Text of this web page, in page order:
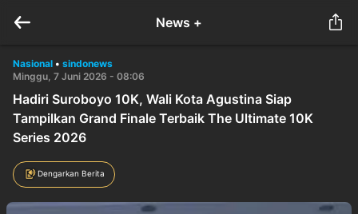
News +
Nasional • sindonews
Minggu, 7 Juni 2026 - 08:06
Hadiri Suroboyo 10K, Wali Kota Agustina Siap
Tampilkan Grand Finale Terbaik The Ultimate 10K
Series 2026
Dengarkan Berita